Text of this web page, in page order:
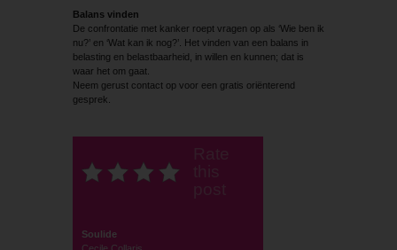
Balans vinden
De confrontatie met kanker roept vragen op als ‘Wie ben ik
nu?’ en ‘Wat kan ik nog?’. Het vinden van een balans in
belasting en belastbaarheid, in willen en kunnen; dat is
waar het om gaat.
Neem gerust contact op voor een gratis oriënterend
gesprek.
Soulide